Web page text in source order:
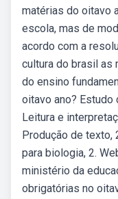
matérias do oitavo
escola, mas de
acordo com a
cultura do brasil as
do ensino
oitavo ano? Estudo
Leitura e
Produção de texto,
para biologia, 2.
ministério da
obrigatórias no